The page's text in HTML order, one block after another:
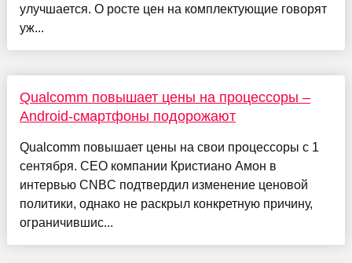
улучшается. О росте цен на комплектующие говорят
уж...
Qualcomm повышает цены на процессоры –
Android-смартфоны подорожают
Qualcomm повышает цены на свои процессоры с 1
сентября. CEO компании Кристиано Амон в
интервью CNBC подтвердил изменение ценовой
политики, однако не раскрыл конкретную причину,
ограничившис...